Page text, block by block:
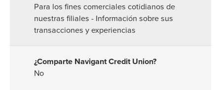
Para los fines comerciales cotidianos de
nuestras filiales - Información sobre sus
transacciones y experiencias
No